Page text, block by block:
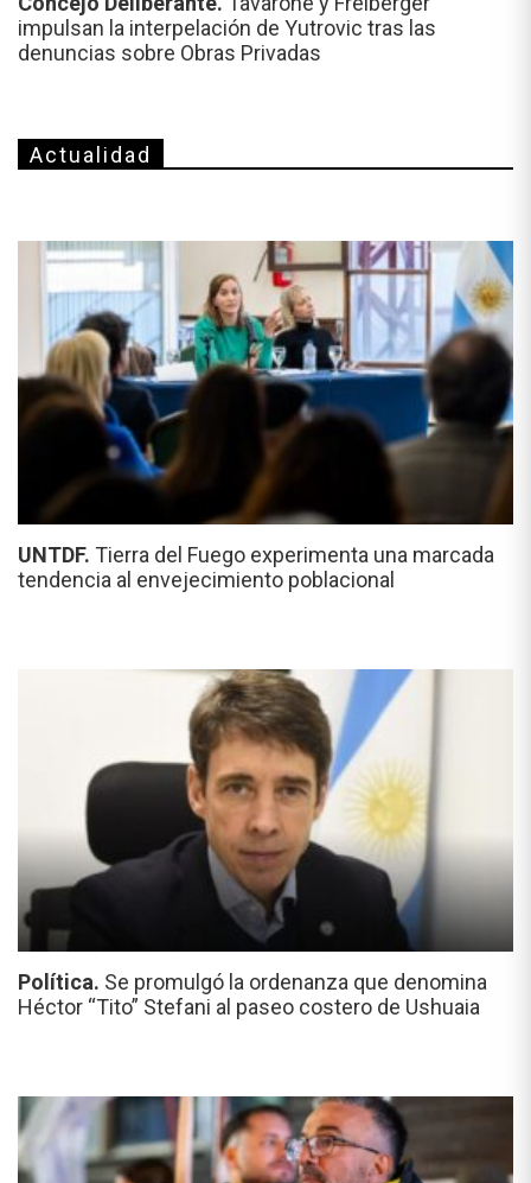
impulsan la interpelación de Yutrovic tras las
denuncias sobre Obras Privadas
Actualidad
UNTDF. Tierra del Fuego experimenta una marcada
tendencia al envejecimiento poblacional
Política. Se promulgó la ordenanza que denomina
Héctor “Tito” Stefani al paseo costero de Ushuaia